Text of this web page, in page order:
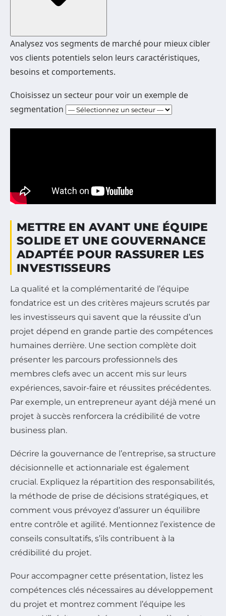
Analysez vos segments de marché pour mieux cibler
vos clients potentiels selon leurs caractéristiques,
besoins et comportements.
Choisissez un secteur pour voir un exemple de
segmentation
METTRE EN AVANT UNE ÉQUIPE
SOLIDE ET UNE GOUVERNANCE
ADAPTÉE POUR RASSURER LES
INVESTISSEURS
La qualité et la complémentarité de l’équipe
fondatrice est un des critères majeurs scrutés par
les investisseurs qui savent que la réussite d’un
projet dépend en grande partie des compétences
humaines derrière. Une section complète doit
présenter les parcours professionnels des
membres clefs avec un accent mis sur leurs
expériences, savoir-faire et réussites précédentes.
Par exemple, un entrepreneur ayant déjà mené un
projet à succès renforcera la crédibilité de votre
business plan.
Décrire la gouvernance de l’entreprise, sa structure
décisionnelle et actionnariale est également
crucial. Expliquez la répartition des responsabilités,
la méthode de prise de décisions stratégiques, et
comment vous prévoyez d’assurer un équilibre
entre contrôle et agilité. Mentionnez l’existence de
conseils consultatifs, s’ils contribuent à la
crédibilité du projet.
Pour accompagner cette présentation, listez les
compétences clés nécessaires au développement
du projet et montrez comment l’équipe les